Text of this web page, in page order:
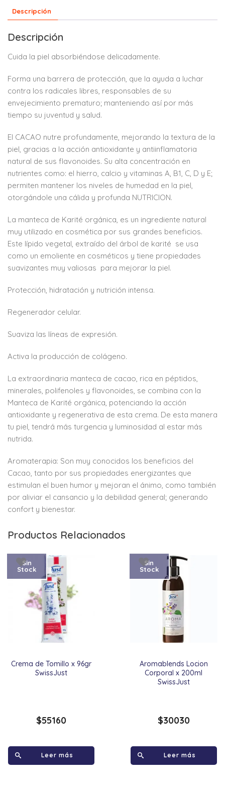
Descripción
Descripción
Cuida la piel absorbiéndose delicadamente.
Forma una barrera de protección, que la ayuda a luchar
contra los radicales libres, responsables de su
envejecimiento prematuro; manteniendo así por más
tiempo su juventud y salud.
El CACAO nutre profundamente, mejorando la textura de la
piel, gracias a la acción antioxidante y antiinflamatoria
natural de sus flavonoides. Su alta concentración en
nutrientes como: el hierro, calcio y vitaminas A, B1, C, D y E;
permiten mantener los niveles de humedad en la piel,
otorgándole una cálida y profunda NUTRICION.
La manteca de Karité orgánica, es un ingrediente natural
muy utilizado en cosmética por sus grandes beneficios.
Este lípido vegetal, extraído del árbol de karité se usa
como un emoliente en cosméticos y tiene propiedades
suavizantes muy valiosas para mejorar la piel.
Protección, hidratación y nutrición intensa.
Regenerador celular.
Suaviza las líneas de expresión.
Activa la producción de colágeno.
La extraordinaria manteca de cacao, rica en péptidos,
minerales, polifenoles y flavonoides, se combina con la
Manteca de Karité orgánica, potenciando la acción
antioxidante y regenerativa de esta crema. De esta manera
tu piel, tendrá más turgencia y luminosidad al estar más
nutrida.
Aromaterapia: Son muy conocidos los beneficios del
Cacao, tanto por sus propiedades energizantes que
estimulan el buen humor y mejoran el ánimo, como también
por aliviar el cansancio y la debilidad general; generando
confort y bienestar.
Productos Relacionados
Crema de Tomillo x 96gr
SwissJust
Sin
Stock
$55160
Leer más
Aromablends Locion
Corporal x 200ml
SwissJust
Sin
Stock
$30030
Leer más